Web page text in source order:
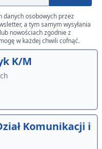
danych osobowych przez
a tym samym wysyłania
nowościach zgodnie z
w każdej chwili cofnąć.
K/M
Komunikacji i